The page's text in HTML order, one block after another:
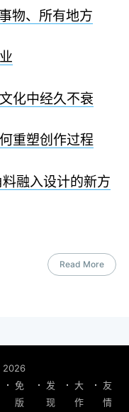
物、所有地方
化中经久不衰
重塑创作过程
融入设计的新方
Read More
免
版
发
现
大
作
友
情